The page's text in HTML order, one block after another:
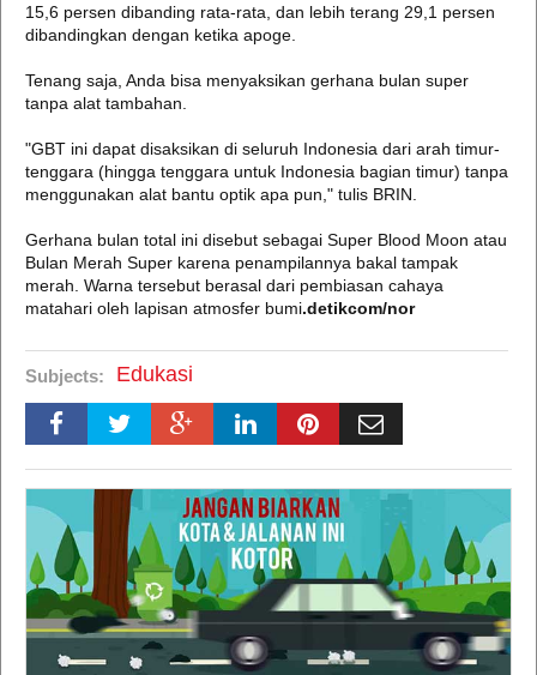
15,6 persen dibanding rata-rata, dan lebih terang 29,1 persen
dibandingkan dengan ketika apoge.
Tenang saja, Anda bisa menyaksikan gerhana bulan super
tanpa alat tambahan.
"GBT ini dapat disaksikan di seluruh Indonesia dari arah timur-
tenggara (hingga tenggara untuk Indonesia bagian timur) tanpa
menggunakan alat bantu optik apa pun," tulis BRIN.
Gerhana bulan total ini disebut sebagai Super Blood Moon atau
Bulan Merah Super karena penampilannya bakal tampak
merah. Warna tersebut berasal dari pembiasan cahaya
matahari oleh lapisan atmosfer bumi.detikcom/nor
Subjects: Edukasi